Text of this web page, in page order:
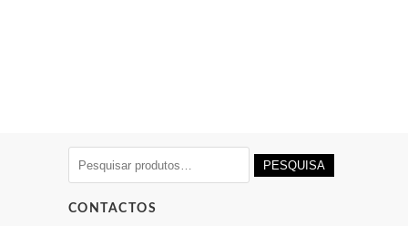
por:
PESQUISA
CONTACTOS